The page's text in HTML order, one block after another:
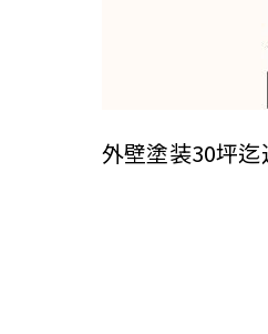
外壁塗装30坪